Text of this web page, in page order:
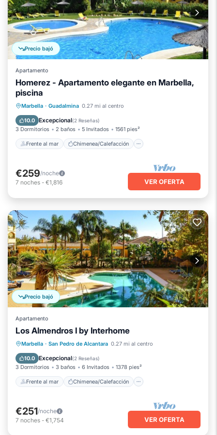
Precio bajó
Apartamento
Homerez - Apartamento elegante en Marbella,
piscina
Marbella · Guadalmina 0.27 mi al centro
10.0 Excepcional(2 Reseñas)
3 Dormitorios 2 baños 5 Invitados 1561 pies²
Frente al mar Chimenea/Calefacción
Frente al mar
Chimenea/Calefacción
Piscina
Vista al mar
€259/noche
7 noches - €1,816 VER OFERTA
Precio bajó
Apartamento
Los Almendros I by Interhome
Marbella · San Pedro de Alcantara 0.27 mi al centro
10.0 Excepcional(2 Reseñas)
3 Dormitorios 3 baños 6 Invitados 1378 pies²
Frente al mar Chimenea/Calefacción
Frente al mar
Chimenea/Calefacción
Piscina
Vista al mar
€251/noche
7 noches - €1,754 VER OFERTA